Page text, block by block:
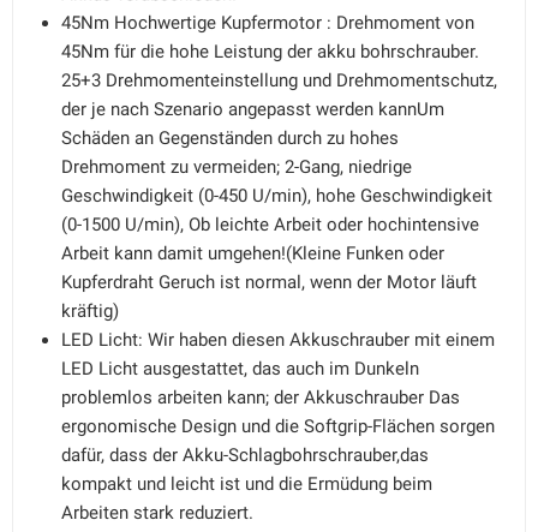
45Nm Hochwertige Kupfermotor : Drehmoment von
45Nm für die hohe Leistung der akku bohrschrauber.
25+3 Drehmomenteinstellung und Drehmomentschutz,
der je nach Szenario angepasst werden kannUm
Schäden an Gegenständen durch zu hohes
Drehmoment zu vermeiden; 2-Gang, niedrige
Geschwindigkeit (0-450 U/min), hohe Geschwindigkeit
(0-1500 U/min), Ob leichte Arbeit oder hochintensive
Arbeit kann damit umgehen!(Kleine Funken oder
Kupferdraht Geruch ist normal, wenn der Motor läuft
kräftig)
LED Licht: Wir haben diesen Akkuschrauber mit einem
LED Licht ausgestattet, das auch im Dunkeln
problemlos arbeiten kann; der Akkuschrauber Das
ergonomische Design und die Softgrip-Flächen sorgen
dafür, dass der Akku-Schlagbohrschrauber,das
kompakt und leicht ist und die Ermüdung beim
Arbeiten stark reduziert.